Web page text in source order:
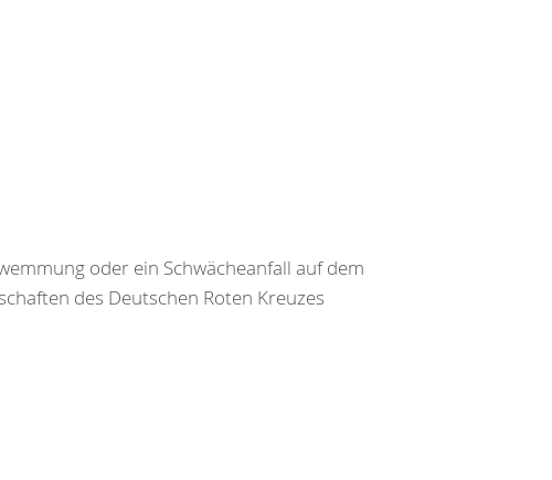
oder ein Schwächeanfall auf dem
des Deutschen Roten Kreuzes